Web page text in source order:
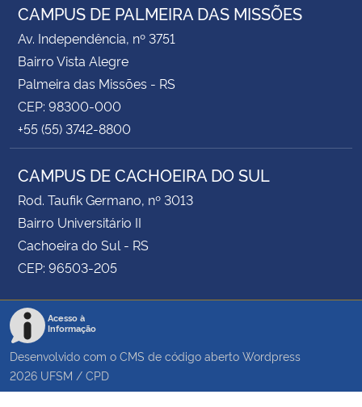
CAMPUS DE PALMEIRA DAS MISSÕES
Av. Independência, nº 3751
Bairro Vista Alegre
Palmeira das Missões - RS
CEP: 98300-000
+55 (55) 3742-8800
CAMPUS DE CACHOEIRA DO SUL
Rod. Taufik Germano, nº 3013
Bairro Universitário II
Cachoeira do Sul - RS
CEP: 96503-205
Acesso à
Informação
Desenvolvido com o CMS de código aberto Wordpress
2026 UFSM / CPD